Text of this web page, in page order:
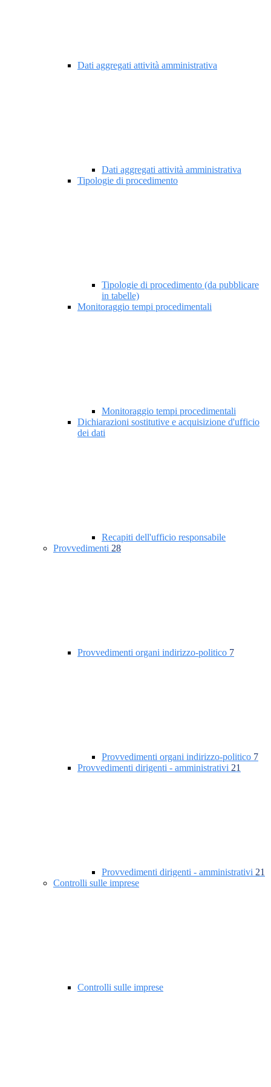
Dati aggregati attività amministrativa
Dati aggregati attività amministrativa
Tipologie di procedimento
Tipologie di procedimento (da pubblicare
in tabelle)
Monitoraggio tempi procedimentali
Monitoraggio tempi procedimentali
Dichiarazioni sostitutive e acquisizione d'ufficio
dei dati
Recapiti dell'ufficio responsabile
Provvedimenti 28
Provvedimenti organi indirizzo-politico 7
Provvedimenti organi indirizzo-politico 7
Provvedimenti dirigenti - amministrativi 21
Provvedimenti dirigenti - amministrativi 21
Controlli sulle imprese
Controlli sulle imprese